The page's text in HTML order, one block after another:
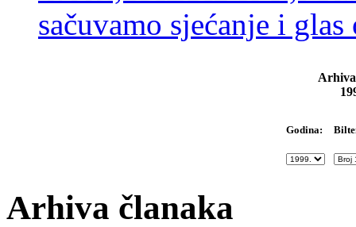
sačuvamo sjećanje i
Godina:
Arhiva članaka